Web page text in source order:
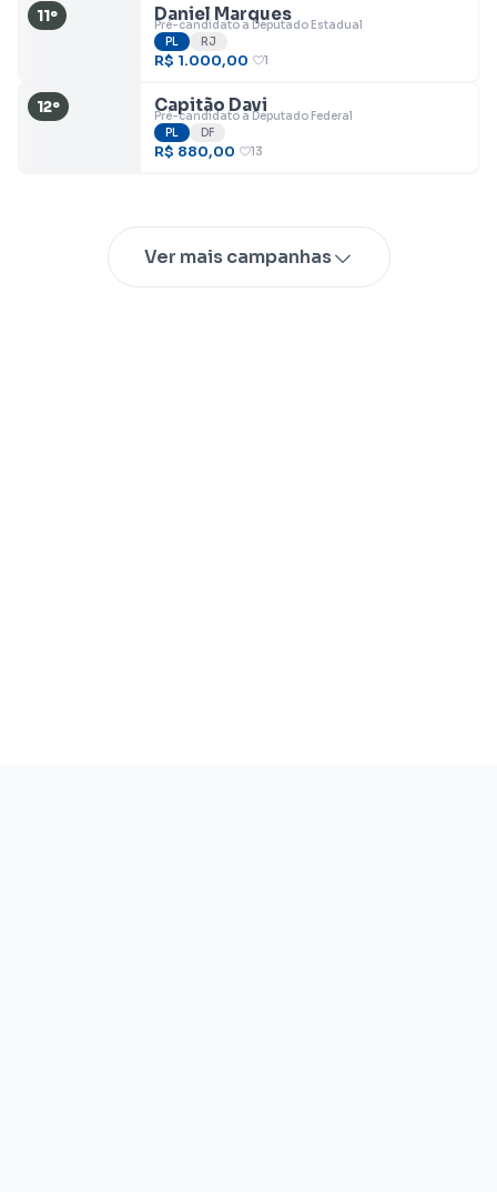
11º Daniel Marques
Pré-candidato a Deputado Estadual
PL
RJ
R$ 1.000,00 1
12º Capitão Davi
Pré-candidato a Deputado Federal
PL
DF
R$ 880,00 13
Ver mais campanhas